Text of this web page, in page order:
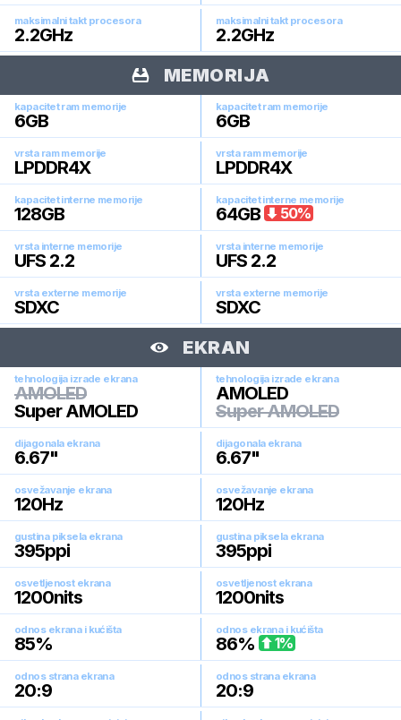
maksimalni takt procesora
2.2GHz
maksimalni takt procesora
2.2GHz
MEMORIJA
kapacitet ram memorije
6GB
kapacitet ram memorije
6GB
vrsta ram memorije
LPDDR4X
vrsta ram memorije
LPDDR4X
kapacitet interne memorije
128GB
kapacitet interne memorije
64GB 50%
vrsta interne memorije
UFS 2.2
vrsta interne memorije
UFS 2.2
vrsta externe memorije
SDXC
vrsta externe memorije
SDXC
EKRAN
tehnologija izrade ekrana
AMOLED
Super AMOLED
tehnologija izrade ekrana
AMOLED
Super AMOLED
dijagonala ekrana
6.67"
dijagonala ekrana
6.67"
osvežavanje ekrana
120Hz
osvežavanje ekrana
120Hz
gustina piksela ekrana
395ppi
gustina piksela ekrana
395ppi
osvetljenost ekrana
1200nits
osvetljenost ekrana
1200nits
odnos ekrana i kućišta
85%
odnos ekrana i kućišta
86% 1%
odnos strana ekrana
20:9
odnos strana ekrana
20:9